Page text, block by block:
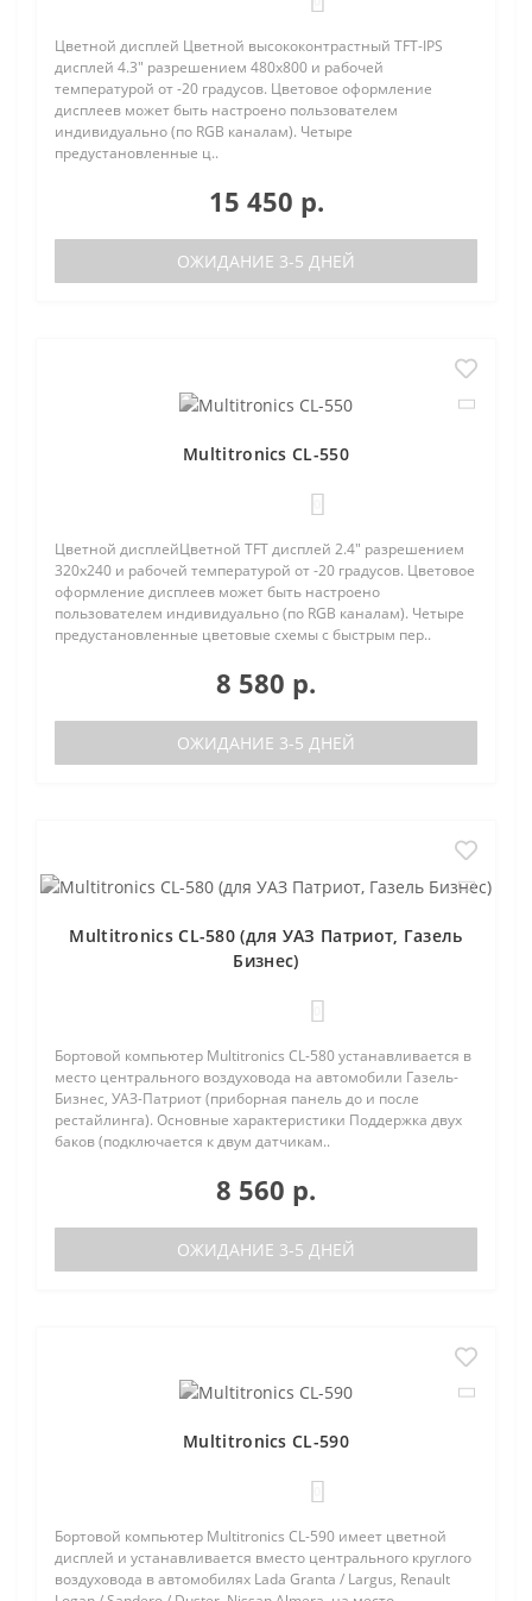
Цветной дисплей Цветной высококонтрастный TFT-IPS
дисплей 4.3" разрешением 480х800 и рабочей
температурой от -20 градусов. Цветовое оформление
дисплеев может быть настроено пользователем
индивидуально (по RGB каналам). Четыре
предустановленные ц..
15 450 р.
ОЖИДАНИЕ 3-5 ДНЕЙ
Multitronics CL-550
Цветной дисплейЦветной TFT дисплей 2.4" разрешением
320х240 и рабочей температурой от -20 градусов. Цветовое
оформление дисплеев может быть настроено
пользователем индивидуально (по RGB каналам). Четыре
предустановленные цветовые схемы с быстрым пер..
8 580 р.
ОЖИДАНИЕ 3-5 ДНЕЙ
Multitronics CL-580 (для УАЗ Патриот, Газель
Бизнес)
Бортовой компьютер Multitronics CL-580 устанавливается в
место центрального воздуховода на автомобили Газель-
Бизнес, УАЗ-Патриот (приборная панель до и после
рестайлинга). Основные характеристики Поддержка двух
баков (подключается к двум датчикам..
8 560 р.
ОЖИДАНИЕ 3-5 ДНЕЙ
Multitronics CL-590
Бортовой компьютер Multitronics CL-590 имеет цветной
дисплей и устанавливается вместо центрального круглого
воздуховода в автомобилях Lada Granta / Largus, Renault